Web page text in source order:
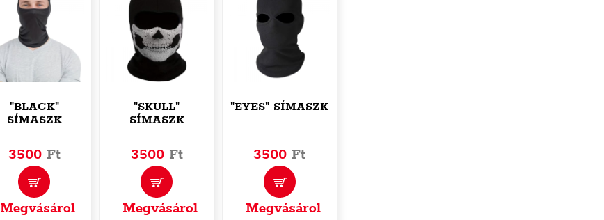
"BLACK"
SÍMASZK
3500 Ft
Megvásárol
"SKULL"
SÍMASZK
3500 Ft
Megvásárol
"EYES" SÍMASZK
3500 Ft
Megvásárol